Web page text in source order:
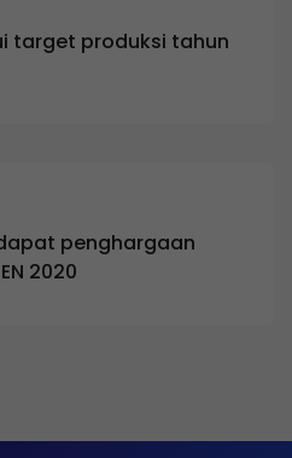
target produksi tahun
penghargaan
2020